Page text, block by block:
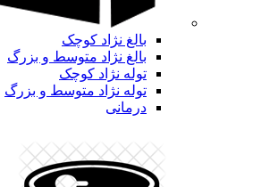
بالغ نژاد کوچک
بالغ نژاد متوسط و بزرگ
توله نژاد کوچک
توله نژاد متوسط و بزرگ
درمانی